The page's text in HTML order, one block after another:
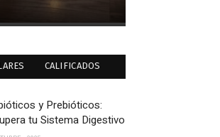
CALIFICADOS
y Prebióticos:
tu Sistema Digestivo